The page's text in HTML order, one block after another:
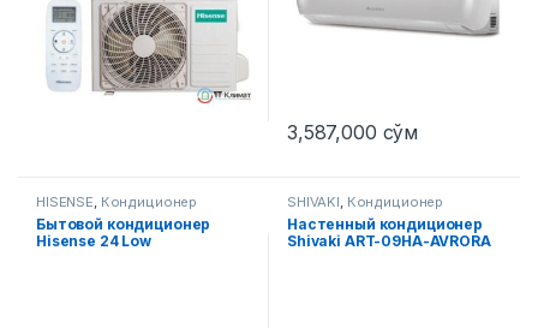
3,587,000 сўм
HISENSE, Кондиционер
Бытовой кондиционер
Hisense 24 Low
SHIVAKI, Кондиционер
Настенный кондиционер
Shivaki ART-09HA-AVRORA